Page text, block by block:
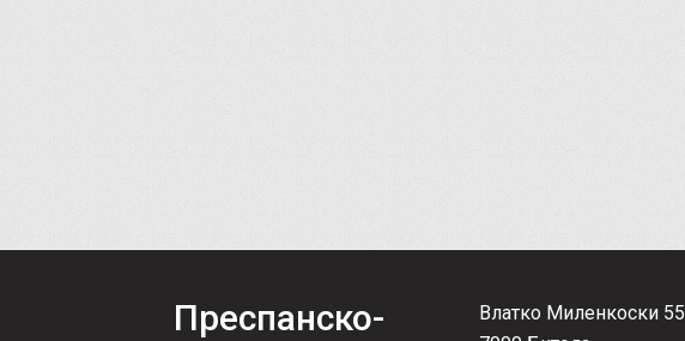
Преспанско-
Влатко Миленкоски 55